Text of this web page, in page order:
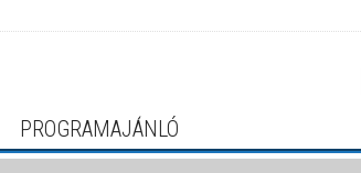
PROGRAMAJÁNLÓ